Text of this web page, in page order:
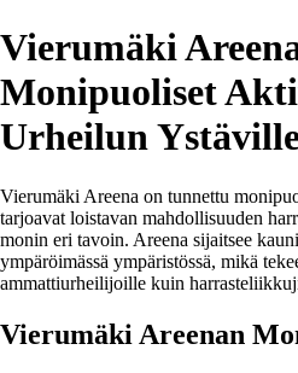
Vierumäki
Monipuoliset
Urheilun
Vierumäki Areena on tunnettu
tarjoavat loistavan mahdollisuuden
monin eri tavoin. Areena sijaitsee
ympäröimässä ympäristössä, mikä
ammattiurheilijoille kuin
Vierumäki Areenan